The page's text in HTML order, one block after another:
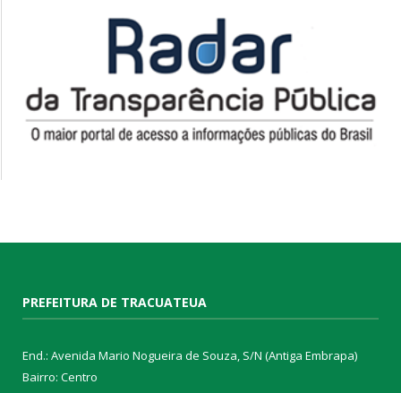
PREFEITURA DE TRACUATEUA
End.: Avenida Mario Nogueira de Souza, S/N (Antiga Embrapa)
Bairro: Centro